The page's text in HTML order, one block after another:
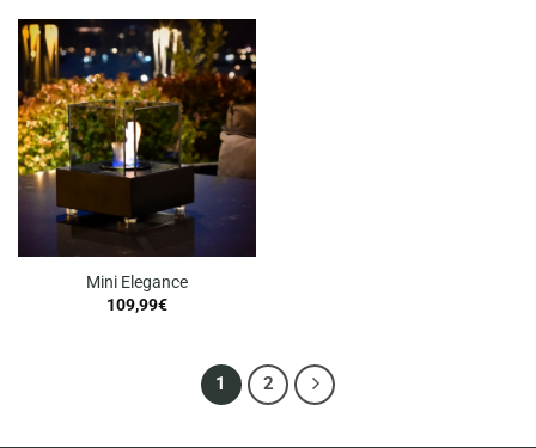
Mini Elegance
109,99€
1 2